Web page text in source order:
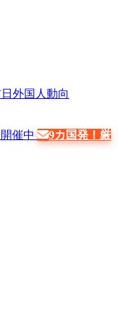
外国人動向
催中
9カ国発！厳